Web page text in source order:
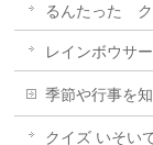
るんたった ク
レインボウサ
季節や行事を
クイズ いそい